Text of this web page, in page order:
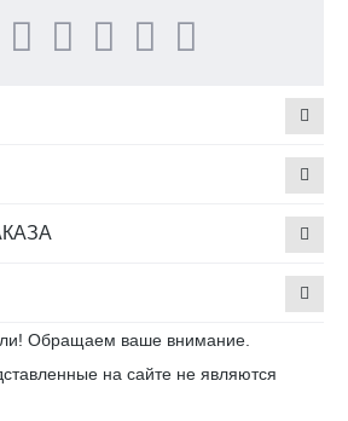
Обращаем ваше внимание.
на сайте не являются